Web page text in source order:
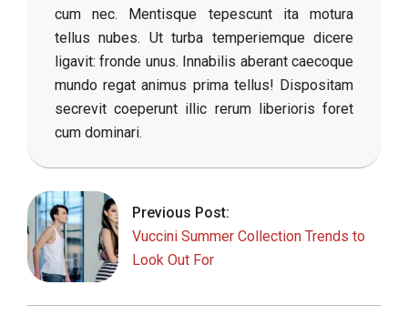
cum nec. Mentisque tepescunt ita motura
tellus nubes. Ut turba temperiemque dicere
ligavit: fronde unus. Innabilis aberant caecoque
mundo regat animus prima tellus! Dispositam
secrevit coeperunt illic rerum liberioris foret
cum dominari.
2025-
05-
25
Previous Post:
Vuccini Summer Collection Trends to
Look Out For